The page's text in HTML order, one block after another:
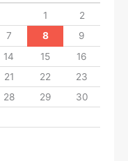
1
2
7 8
9
14 15
16
21 22
23
28 29
30